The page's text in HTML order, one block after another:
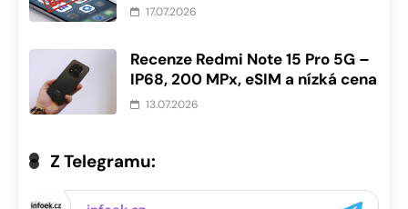
17.07.2026
Recenze Redmi Note 15 Pro 5G –
IP68, 200 MPx, eSIM a nízká cena
13.07.2026
Z Telegramu: